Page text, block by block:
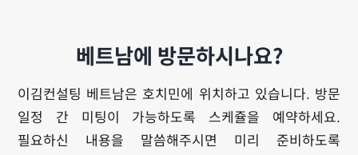
베트남에 방문하시나요?
이김컨설팅 베트남은 호치민에 위치하고 있습니다. 방문
일정 간 미팅이 가능하도록 스케쥴을 예약하세요.
필요하신 내용을 말씀해주시면 미리 준비하도록